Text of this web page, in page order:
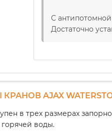
С
Достаточно
AJAX
в трех размерах
воды.